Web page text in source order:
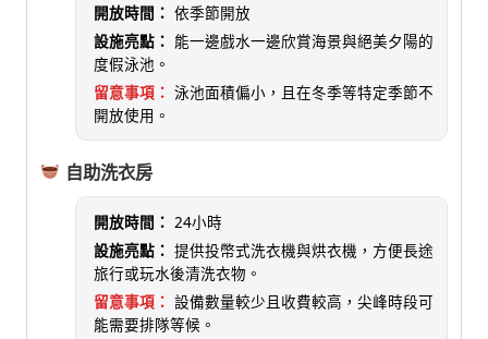
開放時間： 依季節開放
設施亮點： 能一邊戲水一邊欣賞海景與絕美夕陽的
度假泳池。
留意事項： 泳池面積偏小，且在冬季等特定季節不
開放使用。
自助洗衣房
開放時間： 24小時
設施亮點： 提供投幣式洗衣機與烘衣機，方便長途
旅行或玩水後清洗衣物。
留意事項： 設備數量較少且收費較高，尖峰時段可
能需要排隊等候。